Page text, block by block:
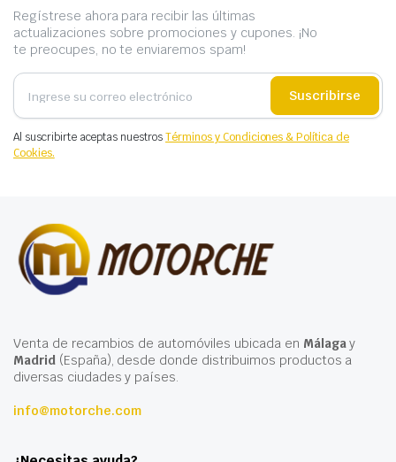
Regístrese ahora para recibir las últimas
actualizaciones sobre promociones y cupones. ¡No
te preocupes, no te enviaremos spam!
Suscribirse
Al suscribirte aceptas nuestrosTérminos y Condiciones & Política de
Cookies.
Venta de recambios de automóviles ubicada en Málagay
Madrid(España), desde donde distribuimos productos a
diversas ciudades y países.
info@motorche.com